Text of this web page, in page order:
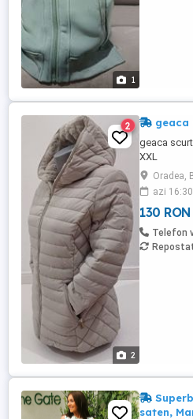
1
2
2 geaca
geaca
XXL
Oradea,
azi 16:30
130 RON
Telefon
saten,